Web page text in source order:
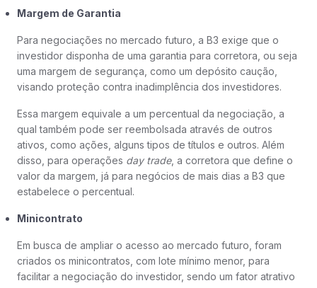
Margem de Garantia
Para negociações no mercado futuro, a B3 exige que o
investidor disponha de uma garantia para corretora, ou seja
uma margem de segurança, como um depósito caução,
visando proteção contra inadimplência dos investidores.
Essa margem equivale a um percentual da negociação, a
qual também pode ser reembolsada através de outros
ativos, como ações, alguns tipos de títulos e outros. Além
disso, para operações day trade, a corretora que define o
valor da margem, já para negócios de mais dias a B3 que
estabelece o percentual.
Minicontrato
Em busca de ampliar o acesso ao mercado futuro, foram
criados os minicontratos, com lote mínimo menor, para
facilitar a negociação do investidor, sendo um fator atrativo